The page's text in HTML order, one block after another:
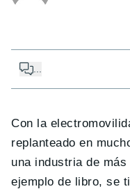
Con la
replanteado en
una industria de
ejemplo de libro, se